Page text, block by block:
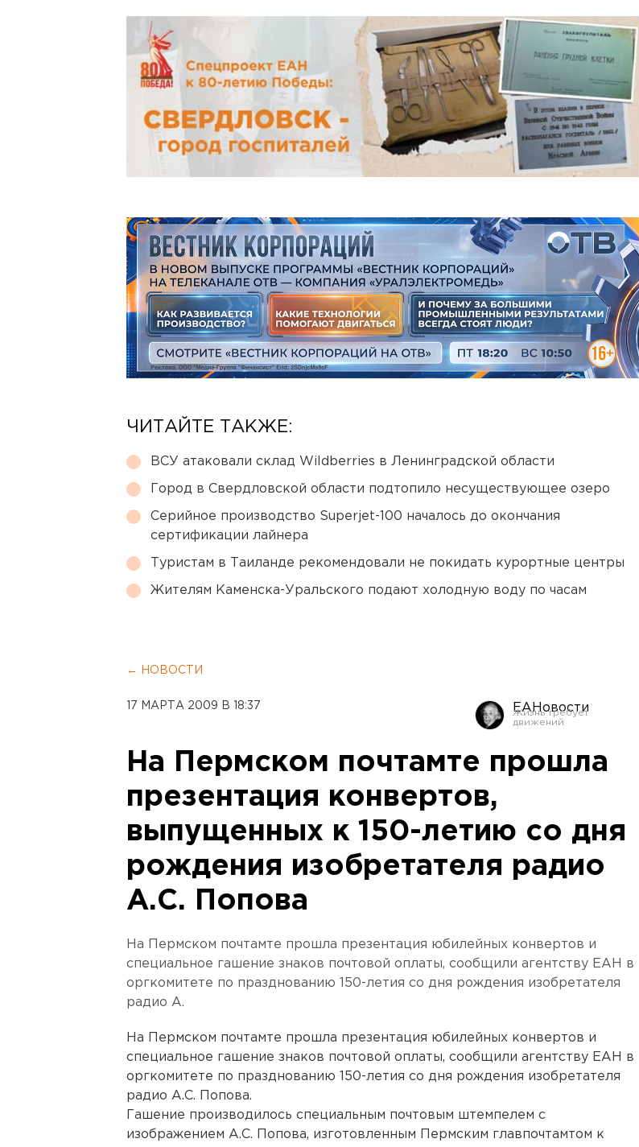
ЧИТАЙТЕ ТАКЖЕ:
ВСУ атаковали склад Wildberries в Ленинградской области
Город в Свердловской области подтопило несуществующее озеро
Серийное производство Superjet-100 началось до окончания
сертификации лайнера
Туристам в Таиланде рекомендовали не покидать курортные центры
Жителям Каменска-Уральского подают холодную воду по часам
← НОВОСТИ
17 МАРТА 2009 В 18:37 ЕАНовости
На Пермском почтамте прошла
презентация конвертов,
выпущенных к 150-летию со дня
рождения изобретателя радио
А.С. Попова
На Пермском почтамте прошла презентация юбилейных конвертов и
специальное гашение знаков почтовой оплаты, сообщили агентству ЕАН в
оргкомитете по празднованию 150-летия со дня рождения изобретателя
радио А.
На Пермском почтамте прошла презентация юбилейных конвертов и
специальное гашение знаков почтовой оплаты, сообщили агентству ЕАН в
оргкомитете по празднованию 150-летия со дня рождения изобретателя
радио А.С. Попова.
Гашение производилось специальным почтовым штемпелем с
изображением А.С. Попова, изготовленным Пермским главпочтамтом к